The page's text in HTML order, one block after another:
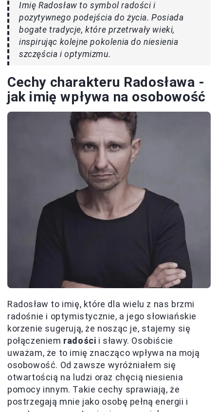
Imię Radosław to symbol radości i
pozytywnego podejścia do życia. Posiada
bogate tradycje, które przetrwały wieki,
inspirując kolejne pokolenia do niesienia
szczęścia i optymizmu.
Cechy charakteru Radosława -
jak imię wpływa na osobowość
Radosław to imię, które dla wielu z nas brzmi
radośnie i optymistycznie, a jego słowiańskie
korzenie sugerują, że nosząc je, stajemy się
połączeniem radości i sławy. Osobiście
uważam, że to imię znacząco wpływa na moją
osobowość. Od zawsze wyróżniałem się
otwartością na ludzi oraz chęcią niesienia
pomocy innym. Takie cechy sprawiają, że
postrzegają mnie jako osobę pełną energii i